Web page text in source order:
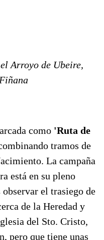
Arroyo de Ubeire,
como 'Ruta de
tramos de
La campaña
está en su pleno
el trasiego de
de la Heredad y
del Sto. Cristo,
pero que tiene unas